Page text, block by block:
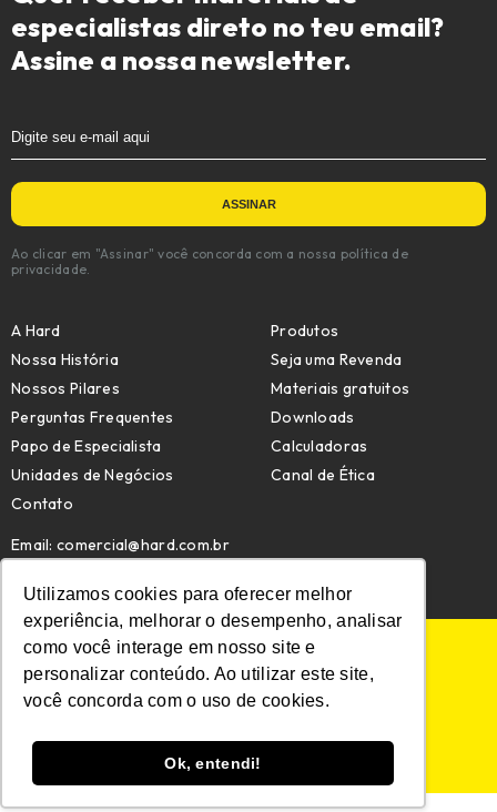
Utilizamos cookies para oferecer melhor
experiência, melhorar o desempenho, analisar
como você interage em nosso site e
personalizar conteúdo. Ao utilizar este site,
você concorda com o uso de cookies.
Ok, entendi!
especialistas direto no teu email?
Assine a nossa newsletter.
Ao clicar em "Assinar" você concorda com a nossa política de
privacidade.
A Hard
Nossa História
Nossos Pilares
Perguntas Frequentes
Papo de Especialista
Unidades de Negócios
Contato
Produtos
Seja uma Revenda
Materiais gratuitos
Downloads
Calculadoras
Canal de Ética
Email: comercial@hard.com.br
Telefone: (47) 4009-7209
POLÍTICA DE PRIVACIDADE
POLÍTICA DE COOKIES
MAPA DO SITE
© HARD. TODOS OS DIREITOS RESERVADOS.